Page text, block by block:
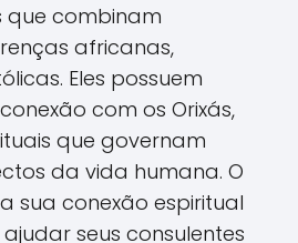
combinam
africanas,
Eles possuem
com os Orixás,
que governam
da vida humana. O
sua conexão espiritual
seus consulentes